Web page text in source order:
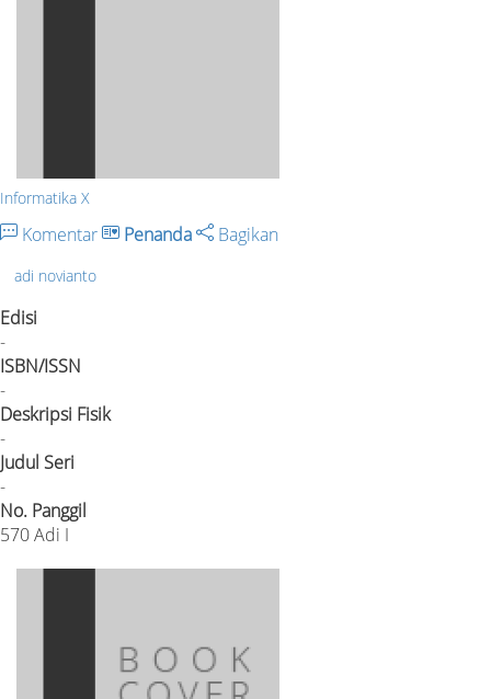
Informatika X
Komentar Penanda Bagikan
adi novianto
Edisi
-
ISBN/ISSN
-
Deskripsi Fisik
-
Judul Seri
-
No. Panggil
570 Adi I